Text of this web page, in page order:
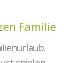
Familie